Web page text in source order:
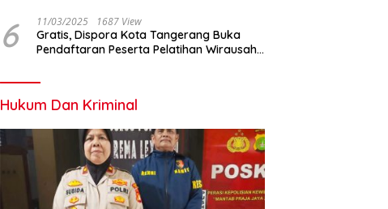
6 11/03/2025 1687 View
Gratis, Dispora Kota Tangerang Buka
Pendaftaran Peserta Pelatihan Wirausaha
Hukum Dan Kriminal